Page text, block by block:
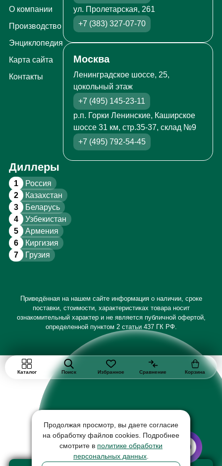
О компании
Производство
Энциклопедия
Карта сайта
Контакты
ул. Пролетарская, 261
+7 (383) 327-07-70
Москва
Ленинградское шоссе, 25,
цокольный этаж
+7 (495) 145-23-11
р.п. Горки Ленинские, Каширское
шоссе 31 км, стр.35-37, склад №9
+7 (495) 792-54-45
Диллеры
1 Россия
2 Казахстан
3 Беларусь
4 Узбекистан
5 Армения
6 Киргизия
7 Грузия
Приведённая на нашем сайте информация о наличии, сроке
поставки, стоимости, характеристиках товара носит
ознакомительный характер и не является публичной офертой,
определенной пунктом 2 статьи 437 ГК РФ.
Каталог Поиск Избранное Сравнение Корзина
Продолжая просмотр, вы даете согласие
на обработку файлов cookies. Подробнее
смотрите в политике обработки
персональных данных